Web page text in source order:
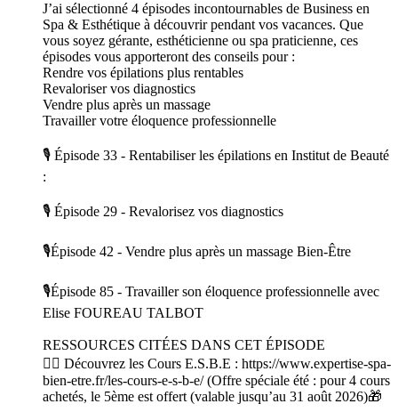
J’ai sélectionné 4 épisodes incontournables de Business en
Spa & Esthétique à découvrir pendant vos vacances. Que
vous soyez gérante, esthéticienne ou spa praticienne, ces
épisodes vous apporteront des conseils pour :
Rendre vos épilations plus rentables
Revaloriser vos diagnostics
Vendre plus après un massage
Travailler votre éloquence professionnelle
🎙️ Épisode 33 - Rentabiliser les épilations en Institut de Beauté
:
🎙️ Épisode 29 - Revalorisez vos diagnostics
🎙️Épisode 42 - Vendre plus après un massage Bien-Être
🎙️Épisode 85 - Travailler son éloquence professionnelle avec
Elise FOUREAU TALBOT
RESSOURCES CITÉES DANS CET ÉPISODE
👉🏻 Découvrez les Cours E.S.B.E : https://www.expertise-spa-
bien-etre.fr/les-cours-e-s-b-e/ (Offre spéciale été : pour 4 cours
achetés, le 5ème est offert (valable jusqu’au 31 août 2026)🎁